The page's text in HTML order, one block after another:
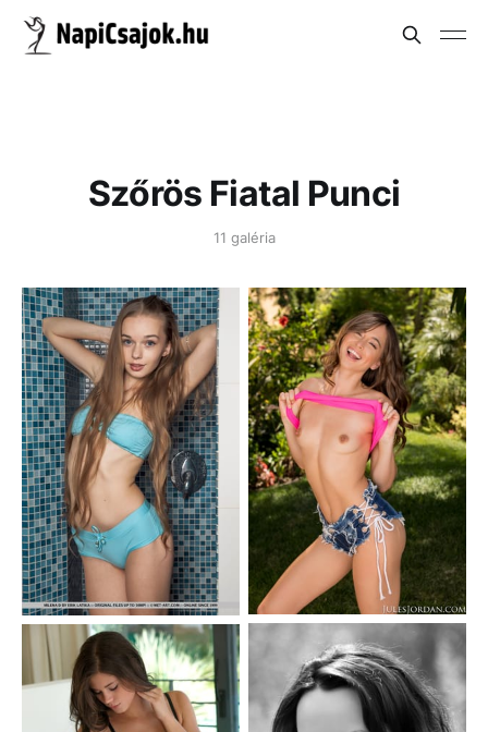
Szőrös Fiatal Punci
11 galéria